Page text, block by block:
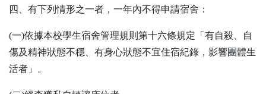
四、有下列情形之一者，一年內不得申請宿舍：
(一)依據本校學生宿舍管理規則第十六條規定「有自殺、自
傷及精神狀態不穩、有身心狀態不宜住宿紀錄，影響團體生
活者」。